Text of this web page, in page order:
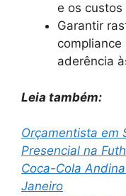
e os
Garantir
compliance
aderência
Leia também:
Orçamentista em
Presencial na
Coca-Cola
Janeiro